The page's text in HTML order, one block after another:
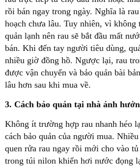
rồi bán ngay trong ngày. Nghĩa là
hoạch chưa lâu. Tuy nhiên, vì không
quản lạnh nên rau sẽ bắt đầu mất
bán. Khi đến tay người tiêu dùng,
nhiều giờ đồng hồ. Ngược lại, rau
được vận chuyển và bảo quản bài
lâu hơn sau khi mua về.
3. Cách bảo quản tại nhà ảnh
Không ít trường hợp rau nhanh héo
cách bảo quản của người mua.
quen rửa rau ngay rồi mới cho vào
trong túi nilon khiến hơi nước đọng